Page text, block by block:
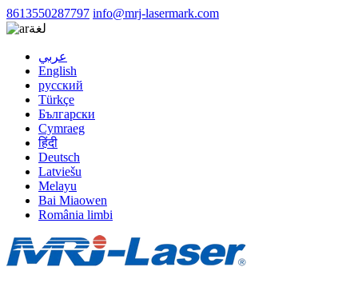
8613550287797 info@mrj-lasermark.com
لغة
عربي
English
русский
Türkçe
Български
Cymraeg
हिंदी
Deutsch
Latviešu
Melayu
Bai Miaowen
România limbi